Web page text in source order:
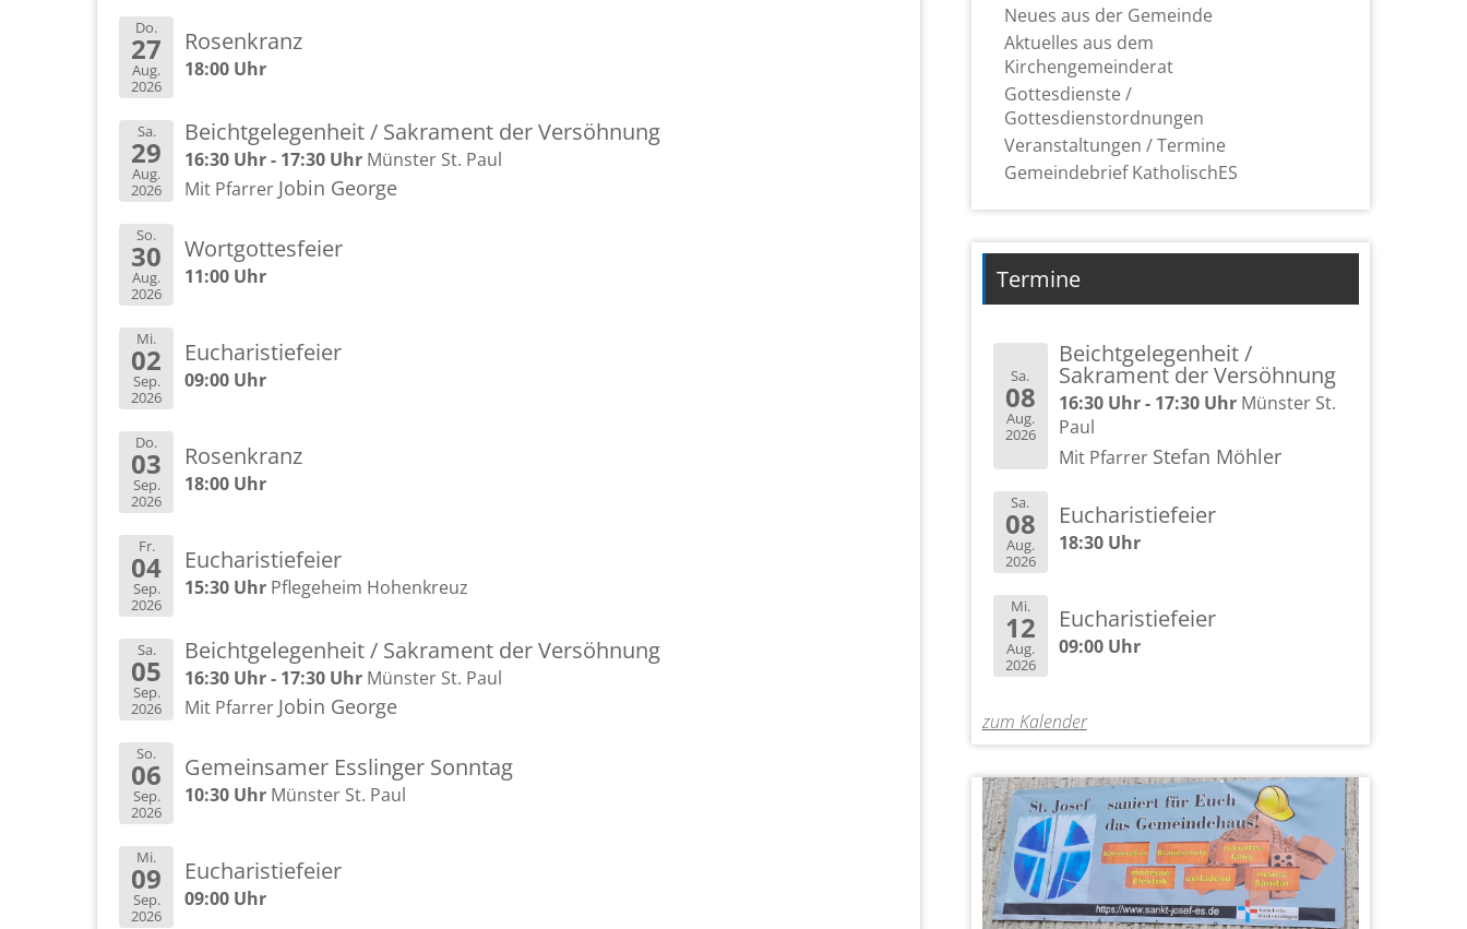
Do.
27
Aug.
2026
Ro­sen­kranz
18:00 Uhr
Sa.
29
Aug.
2026
Beicht­ge­le­gen­heit / Sa­kra­ment der Ver­söh­nung
16:30 Uhr - 17:30 Uhr Müns­ter St. Paul
Mit Pfar­rer Jobin Ge­or­ge
So.
30
Aug.
2026
Wort­got­tes­fei­er
11:00 Uhr
Mi.
02
Sep.
2026
Eu­cha­ris­tie­fei­er
09:00 Uhr
Do.
03
Sep.
2026
Ro­sen­kranz
18:00 Uhr
Fr.
04
Sep.
2026
Eu­cha­ris­tie­fei­er
15:30 Uhr Pfle­ge­heim Ho­hen­kreuz
Sa.
05
Sep.
2026
Beicht­ge­le­gen­heit / Sa­kra­ment der Ver­söh­nung
16:30 Uhr - 17:30 Uhr Müns­ter St. Paul
Mit Pfar­rer Jobin Ge­or­ge
So.
06
Sep.
2026
Ge­mein­sa­mer Ess­lin­ger Sonn­tag
10:30 Uhr Müns­ter St. Paul
Mi.
09
Sep.
2026
Eu­cha­ris­tie­fei­er
09:00 Uhr
Neues aus der Gemeinde
Aktuelles aus dem
Kirchengemeinderat
Gottesdienste /
Gottesdienstordnungen
Veranstaltungen / Termine
Gemeindebrief KatholischES
Termine
Sa.
08
Aug.
2026
Beichtgelegenheit /
Sakrament der Versöhnung
16:30 Uhr - 17:30 UhrMünster St.
Paul
Mit Pfarrer Stefan Möhler
Sa.
08
Aug.
2026
Eucharistiefeier
18:30 Uhr
Mi.
12
Aug.
2026
Eucharistiefeier
09:00 Uhr
zum Kalender